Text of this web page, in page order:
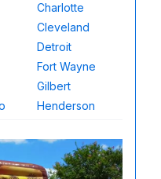
Charlotte
Cleveland
Detroit
Fort Wayne
Gilbert
Henderson